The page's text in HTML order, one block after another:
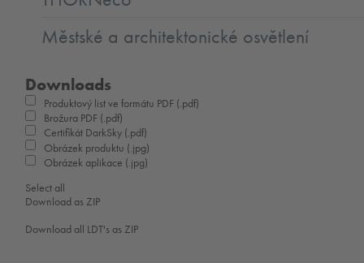
Městské a architektonické osvětlení
Downloads
Produktový list ve formátu PDF (.pdf)
Brožura PDF (.pdf)
Certifikát DarkSky (.pdf)
Obrázek produktu (.jpg)
Obrázek aplikace (.jpg)
Select all
Download as ZIP
Download all LDT's as ZIP